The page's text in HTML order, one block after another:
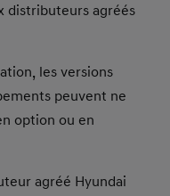
distributeurs agréés
les versions
peuvent ne
option ou en
agréé Hyundai